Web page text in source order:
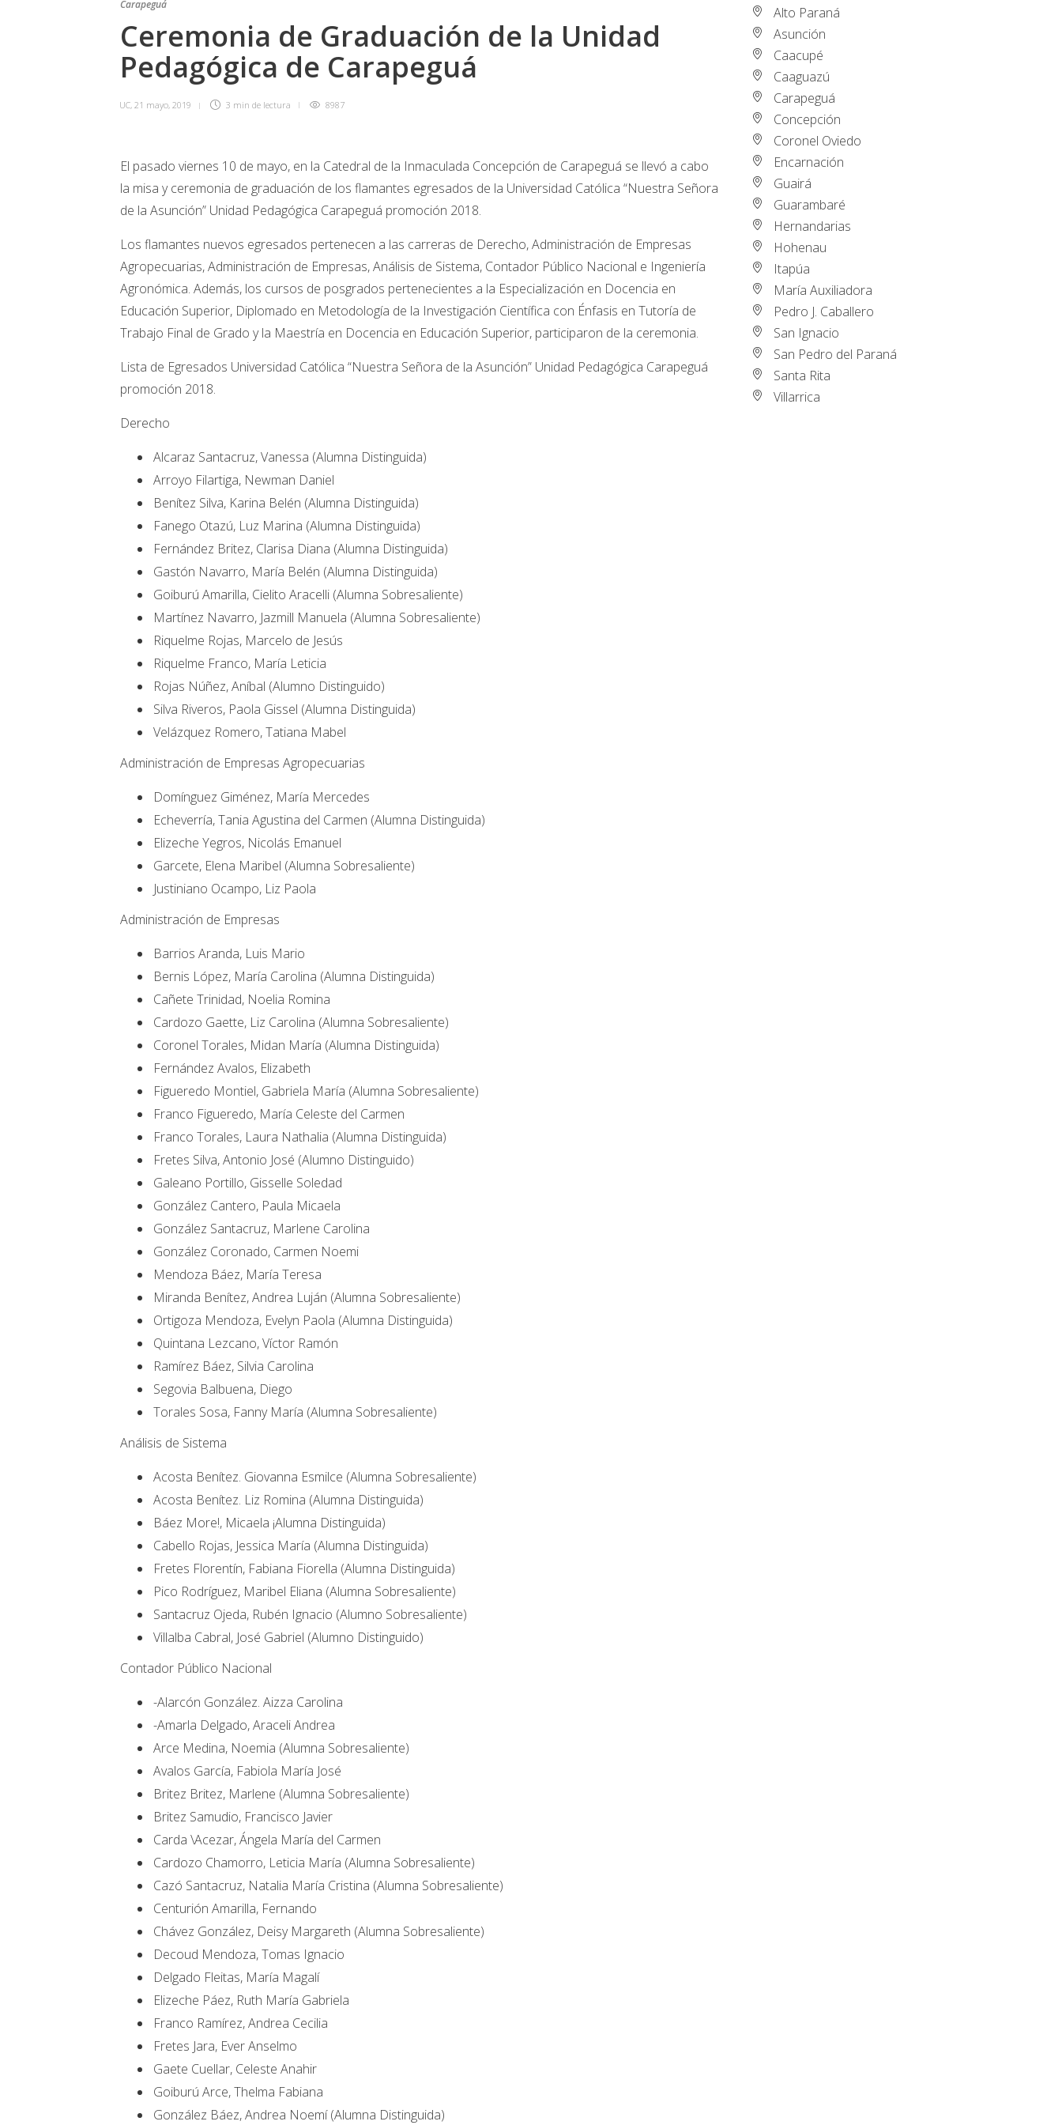
Carapeguá
Ceremonia de Graduación de la Unidad
Pedagógica de Carapeguá
UC, 21 mayo, 2019 3 min de lectura 8987
El pasado viernes 10 de mayo, en la Catedral de la Inmaculada Concepción de Carapeguá se llevó a cabo
la misa y ceremonia de graduación de los flamantes egresados de la Universidad Católica “Nuestra Señora
de la Asunción” Unidad Pedagógica Carapeguá promoción 2018.
Los flamantes nuevos egresados pertenecen a las carreras de Derecho, Administración de Empresas
Agropecuarias, Administración de Empresas, Análisis de Sistema, Contador Público Nacional e Ingeniería
Agronómica. Además, los cursos de posgrados pertenecientes a la Especialización en Docencia en
Educación Superior, Diplomado en Metodología de la Investigación Científica con Énfasis en Tutoría de
Trabajo Final de Grado y la Maestría en Docencia en Educación Superior, participaron de la ceremonia.
Lista de Egresados Universidad Católica “Nuestra Señora de la Asunción” Unidad Pedagógica Carapeguá
promoción 2018.
Derecho
Alcaraz Santacruz, Vanessa (Alumna Distinguida)
Arroyo Filartiga, Newman Daniel
Benítez Silva, Karina Belén (Alumna Distinguida)
Fanego Otazú, Luz Marina (Alumna Distinguida)
Fernández Britez, Clarisa Diana (Alumna Distinguida)
Gastón Navarro, María Belén (Alumna Distinguida)
Goiburú Amarilla, Cielito Aracelli (Alumna Sobresaliente)
Martínez Navarro, Jazmill Manuela (Alumna Sobresaliente)
Riquelme Rojas, Marcelo de Jesús
Riquelme Franco, María Leticia
Rojas Núñez, Aníbal (Alumno Distinguido)
Silva Riveros, Paola Gissel (Alumna Distinguida)
Velázquez Romero, Tatiana Mabel
Administración de Empresas Agropecuarias
Domínguez Giménez, María Mercedes
Echeverría, Tania Agustina del Carmen (Alumna Distinguida)
Elizeche Yegros, Nicolás Emanuel
Garcete, Elena Maribel (Alumna Sobresaliente)
Justiniano Ocampo, Liz Paola
Administración de Empresas
Barrios Aranda, Luis Mario
Bernis López, María Carolina (Alumna Distinguida)
Cañete Trinidad, Noelia Romina
Cardozo Gaette, Liz Carolina (Alumna Sobresaliente)
Coronel Torales, Midan María (Alumna Distinguida)
Fernández Avalos, Elizabeth
Figueredo Montiel, Gabriela María (Alumna Sobresaliente)
Franco Figueredo, María Celeste del Carmen
Franco Torales, Laura Nathalia (Alumna Distinguida)
Fretes Silva, Antonio José (Alumno Distinguido)
Galeano Portillo, Gisselle Soledad
González Cantero, Paula Micaela
González Santacruz, Marlene Carolina
González Coronado, Carmen Noemi
Mendoza Báez, María Teresa
Miranda Benítez, Andrea Luján (Alumna Sobresaliente)
Ortigoza Mendoza, Evelyn Paola (Alumna Distinguida)
Quintana Lezcano, Víctor Ramón
Ramírez Báez, Silvia Carolina
Segovia Balbuena, Diego
Torales Sosa, Fanny María (Alumna Sobresaliente)
Análisis de Sistema
Acosta Benítez. Giovanna Esmilce (Alumna Sobresaliente)
Acosta Benítez. Liz Romina (Alumna Distinguida)
Báez More!, Micaela ¡Alumna Distinguida)
Cabello Rojas, Jessica María (Alumna Distinguida)
Fretes Florentín, Fabiana Fiorella (Alumna Distinguida)
Pico Rodríguez, Maribel Eliana (Alumna Sobresaliente)
Santacruz Ojeda, Rubén Ignacio (Alumno Sobresaliente)
Villalba Cabral, José Gabriel (Alumno Distinguido)
Contador Público Nacional
-Alarcón González. Aizza Carolina
-Amarla Delgado, Araceli Andrea
Arce Medina, Noemia (Alumna Sobresaliente)
Avalos García, Fabiola María José
Britez Britez, Marlene (Alumna Sobresaliente)
Britez Samudio, Francisco Javier
Carda \Acezar, Ángela María del Carmen
Cardozo Chamorro, Leticia María (Alumna Sobresaliente)
Cazó Santacruz, Natalia María Cristina (Alumna Sobresaliente)
Centurión Amarilla, Fernando
Chávez González, Deisy Margareth (Alumna Sobresaliente)
Decoud Mendoza, Tomas Ignacio
Delgado Fleitas, María Magalí
Elizeche Páez, Ruth María Gabriela
Franco Ramírez, Andrea Cecilia
Fretes Jara, Ever Anselmo
Gaete Cuellar, Celeste Anahir
Goiburú Arce, Thelma Fabiana
González Báez, Andrea Noemí (Alumna Distinguida)
Alto Paraná
Asunción
Caacupé
Caaguazú
Carapeguá
Concepción
Coronel Oviedo
Encarnación
Guairá
Guarambaré
Hernandarias
Hohenau
Itapúa
María Auxiliadora
Pedro J. Caballero
San Ignacio
San Pedro del Paraná
Santa Rita
Villarrica